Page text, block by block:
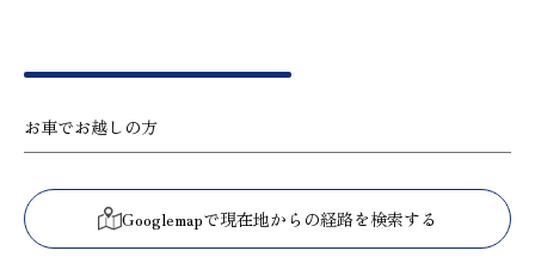
お車でお越しの方
Googlemapで現在地からの経路を検索する